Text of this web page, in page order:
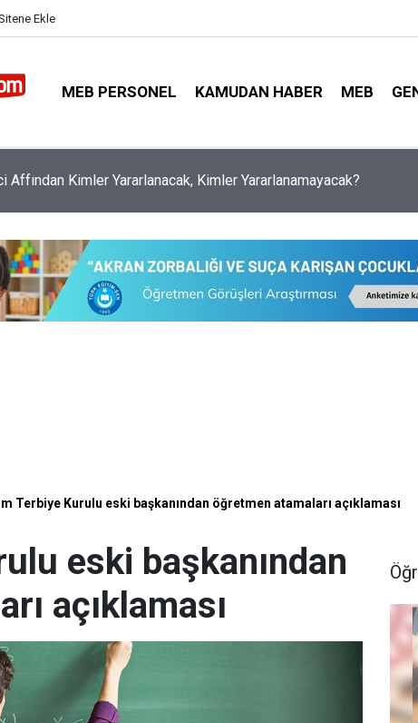
Ekle
MEB PERSONEL KAMUDAN HABER MEB
Adrese Bakılmaksızın Nakil Başvurusu Yapılabilecek
Terbiye Kurulu eski başkanından öğretmen atamaları açıklaması
eski başkanından
açıklaması